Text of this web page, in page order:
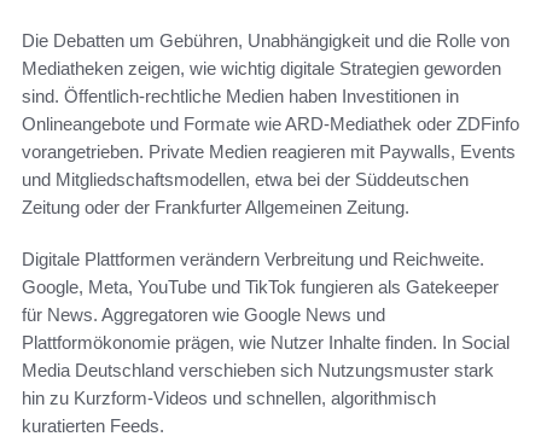
Die Debatten um Gebühren, Unabhängigkeit und die Rolle von
Mediatheken zeigen, wie wichtig digitale Strategien geworden
sind. Öffentlich-rechtliche Medien haben Investitionen in
Onlineangebote und Formate wie ARD-Mediathek oder ZDFinfo
vorangetrieben. Private Medien reagieren mit Paywalls, Events
und Mitgliedschaftsmodellen, etwa bei der Süddeutschen
Zeitung oder der Frankfurter Allgemeinen Zeitung.
Digitale Plattformen verändern Verbreitung und Reichweite.
Google, Meta, YouTube und TikTok fungieren als Gatekeeper
für News. Aggregatoren wie Google News und
Plattformökonomie prägen, wie Nutzer Inhalte finden. In Social
Media Deutschland verschieben sich Nutzungsmuster stark
hin zu Kurzform-Videos und schnellen, algorithmisch
kuratierten Feeds.